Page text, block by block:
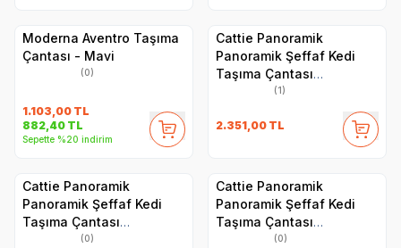
Moderna Aventro Taşıma
Çantası - Mavi
(0)
1.103,00 TL
882,40 TL
Sepette %20 indirim
Cattie Panoramik
Panoramik Şeffaf Kedi
Taşıma Çantası
30x40x35cm - Yeşil
(1)
2.351,00 TL
Cattie Panoramik
Panoramik Şeffaf Kedi
Taşıma Çantası
30x40x35cm - Turuncu
(0)
Cattie Panoramik
Panoramik Şeffaf Kedi
Taşıma Çantası
30x40x35cm - Siyah
(0)